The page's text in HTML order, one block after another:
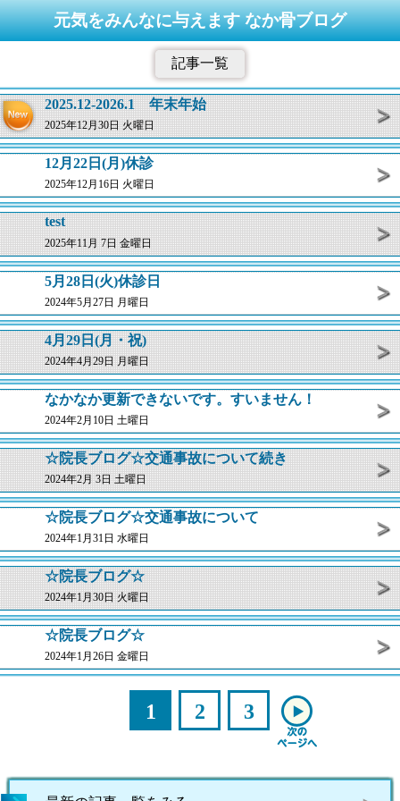
元気をみんなに与えます なか骨ブログ
記事一覧
2025.12-2026.1 年末年始
2025年12月30日 火曜日
12月22日(月)休診
2025年12月16日 火曜日
test
2025年11月 7日 金曜日
5月28日(火)休診日
2024年5月27日 月曜日
4月29日(月・祝)
2024年4月29日 月曜日
なかなか更新できないです。すいません！
2024年2月10日 土曜日
☆院長ブログ☆交通事故について続き
2024年2月 3日 土曜日
☆院長ブログ☆交通事故について
2024年1月31日 水曜日
☆院長ブログ☆
2024年1月30日 火曜日
☆院長ブログ☆
2024年1月26日 金曜日
1 2 3